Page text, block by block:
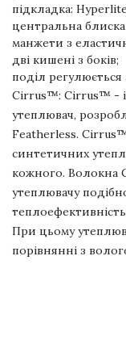
підкладка:
центральна
манжети з
дві кишені з боків;
поділ регулюється
Cirrus™: Cirrus™ -
утеплювач,
Featherless.
синтетичних
кожного. Волокна
утеплювачу
При цьому
порівнянні з